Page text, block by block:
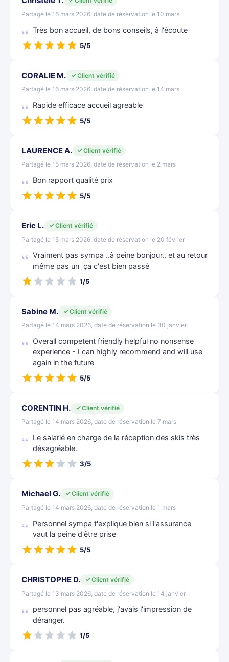
Partagé le 16 mars 2026, date de réservation le 10 mars
Très bon accueil, de bons conseils, à l'écoute
5/5
CORALIE M.
Client vérifié
Partagé le 16 mars 2026, date de réservation le 14 mars
Rapide efficace accueil agreable
5/5
LAURENCE A.
Client vérifié
Partagé le 15 mars 2026, date de réservation le 2 mars
Bon rapport qualité prix
5/5
Eric L.
Client vérifié
Partagé le 15 mars 2026, date de réservation le 20 février
Vraiment pas sympa ..à peine bonjour.. et au retour
même pas un ça c'est bien passé
1/5
Sabine M.
Client vérifié
Partagé le 14 mars 2026, date de réservation le 30 janvier
Overall competent friendly helpful no nonsense
experience - I can highly recommend and will use
again in the future
5/5
CORENTIN H.
Client vérifié
Partagé le 14 mars 2026, date de réservation le 7 mars
Le salarié en charge de la réception des skis très
désagréable.
3/5
Michael G.
Client vérifié
Partagé le 14 mars 2026, date de réservation le 1 mars
Personnel sympa t'explique bien si l'assurance
vaut la peine d'être prise
5/5
CHRISTOPHE D.
Client vérifié
Partagé le 13 mars 2026, date de réservation le 14 janvier
personnel pas agréable, j'avais l'impression de
déranger.
1/5